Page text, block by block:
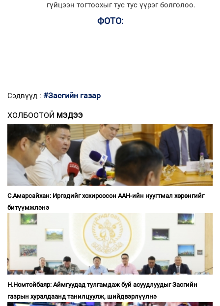
гүйцээн тогтоохыг тус тус үүрэг болголоо.
ФОТО:
Сэдвүүд : #Засгийн газар
ХОЛБООТОЙ МЭДЭЭ
С.Амарсайхан: Иргэдийг хохироосон ААН-ийн нуугтмал хөрөнгийг
битүүмжлэнэ
Н.Номтойбаяр: Аймгуудад тулгамдаж буй асуудлуудыг Засгийн
газрын хуралдаанд танилцуулж, шийдвэрлүүлнэ